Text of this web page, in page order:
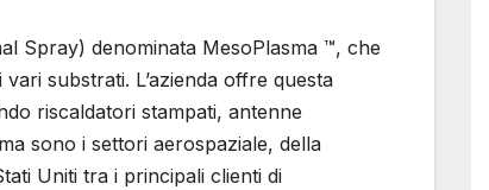
Spray) denominata MesoPlasma ™, che
substrati. L’azienda offre questa
riscaldatori stampati, antenne
sono i settori aerospaziale, della
Uniti tra i principali clienti di